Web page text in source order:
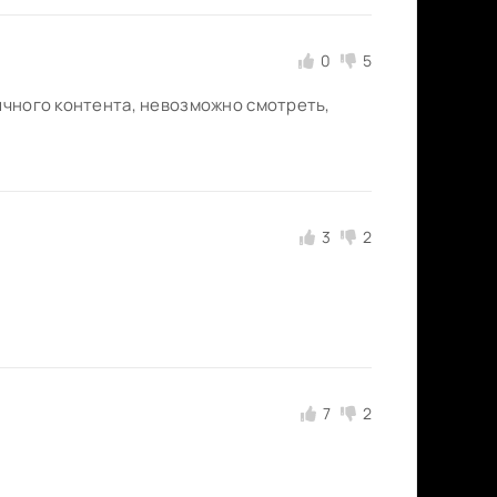
0 5
контента, невозможно смотреть,
3 2
7 2